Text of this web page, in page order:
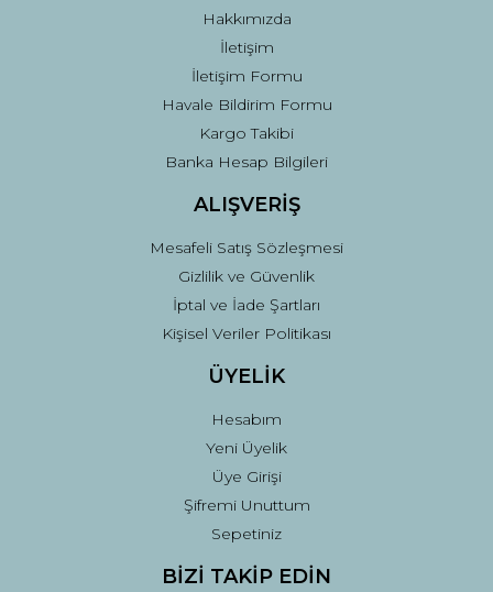
Gönder
Hakkımızda
İletişim
İletişim Formu
Havale Bildirim Formu
Kargo Takibi
Banka Hesap Bilgileri
ALIŞVERİŞ
Mesafeli Satış Sözleşmesi
Gizlilik ve Güvenlik
İptal ve İade Şartları
Kişisel Veriler Politikası
ÜYELİK
Hesabım
Yeni Üyelik
Üye Girişi
Şifremi Unuttum
Sepetiniz
BİZİ TAKİP EDİN